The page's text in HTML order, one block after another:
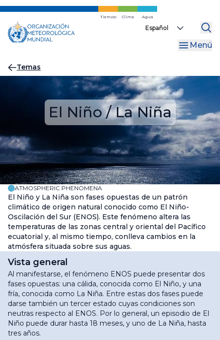
Ir
contenido
principal
Tiempo Clima Agua
Select
Menú
Migas
de
Temas
El Niño / La Niña
ATMOSPHERIC PHENOMENA
El Niño y La Niña son fases opuestas de un patrón
climático de origen natural conocido como El Niño-
Oscilación del Sur (ENOS). Este fenómeno altera las
temperaturas de las zonas central y oriental del Pacífico
ecuatorial y, al mismo tiempo, conlleva cambios en la
atmósfera situada sobre sus aguas.
Vista general
Al manifestarse, el fenómeno ENOS puede presentar dos
fases opuestas: una cálida, conocida como El Niño, y una
fría, conocida como La Niña. Entre estas dos fases puede
darse también un tercer estado cuyas condiciones son
neutras respecto al ENOS. Por lo general, un episodio de El
Niño puede durar hasta 18 meses, y uno de La Niña, hasta
tres años.